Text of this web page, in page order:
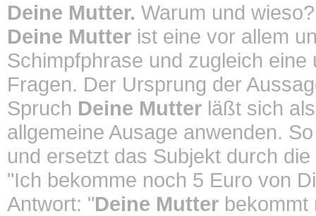
Deine Mutter. Warum und wieso?
Deine Mutter ist eine vor allem
Schimpfphrase und zugleich
Fragen. Der Ursprung der
Spruch Deine Mutter läßt sich
allgemeine Ausage anwenden.
und ersetzt das Subjekt durch
"Ich bekomme noch 5 Euro von
Antwort: "Deine Mutter bekommt